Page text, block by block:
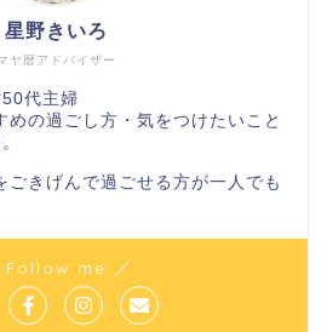
ヤ暦アドバイザー
星野きいろ
代主婦
めの過ごし方・気をつけたいこと
ごきげんで過ごせる方が一人でも
Follow me ／